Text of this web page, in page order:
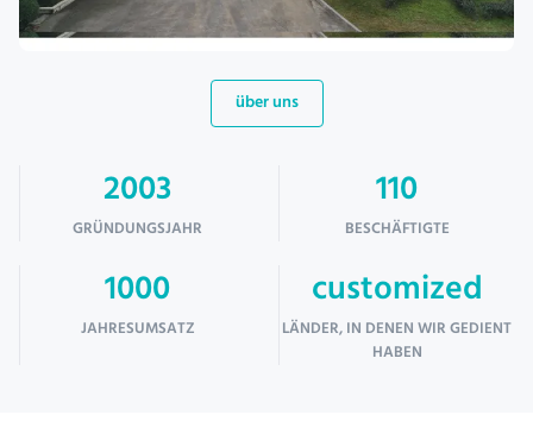
über uns
2003
GRÜNDUNGSJAHR
110
BESCHÄFTIGTE
1000
JAHRESUMSATZ
customized
LÄNDER, IN DENEN WIR GEDIENT
HABEN